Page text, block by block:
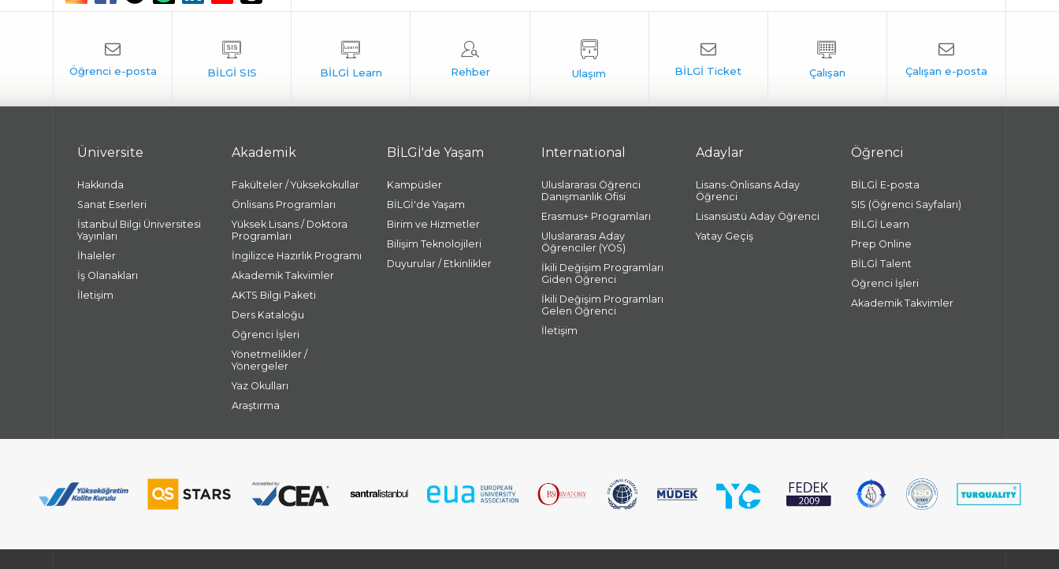
Üniversite
Hakkında
Sanat Eserleri
İstanbul Bilgi Üniversitesi
Yayınları
İhaleler
İş Olanakları
İletişim
Akademik
Fakülteler / Yüksekokullar
Önlisans Programları
Yüksek Lisans / Doktora
Programları
İngilizce Hazırlık Programı
Akademik Takvimler
AKTS Bilgi Paketi
Ders Kataloğu
Öğrenci İşleri
Yönetmelikler /
Yönergeler
Yaz Okulları
Araştırma
BİLGİ'de Yaşam
Kampüsler
BİLGİ'de Yaşam
Birim ve Hizmetler
Bilişim Teknolojileri
Duyurular / Etkinlikler
International
Uluslararası Öğrenci
Danışmanlık Ofisi
Erasmus+ Programları
Uluslararası Aday
Öğrenciler (YÖS)
İkili Değişim Programları
Giden Öğrenci
İkili Değişim Programları
Gelen Öğrenci
İletişim
Adaylar
Lisans-Önlisans Aday
Öğrenci
Lisansüstü Aday Öğrenci
Yatay Geçiş
Öğrenci
BİLGİ E-posta
SIS (Öğrenci Sayfaları)
BİLGİ Learn
Prep Online
BİLGİ Talent
Öğrenci İşleri
Akademik Takvimler